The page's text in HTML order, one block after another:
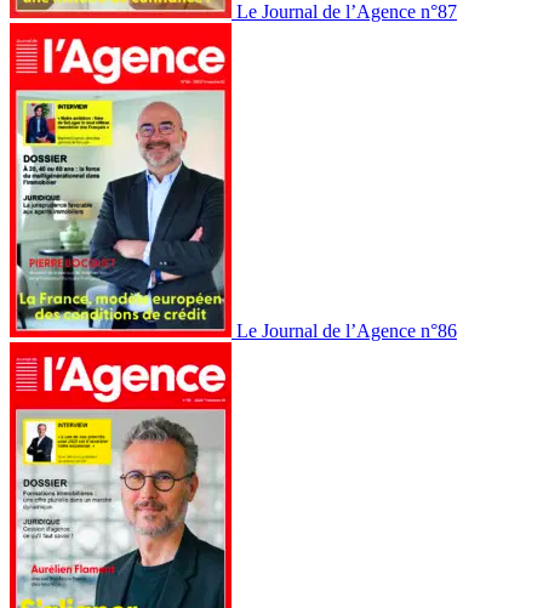
Le Journal de l’Agence n°87
Le Journal de l’Agence n°86